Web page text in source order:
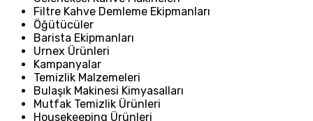
Filtre Kahve Demleme Ekipmanları
Öğütücüler
Barista Ekipmanları
Urnex Ürünleri
Kampanyalar
Temizlik Malzemeleri
Bulaşık Makinesi Kimyasalları
Mutfak Temizlik Ürünleri
Housekeeping Ürünleri